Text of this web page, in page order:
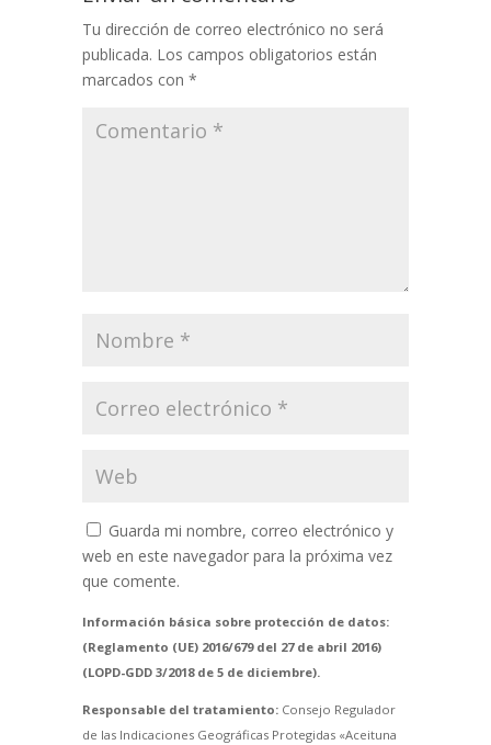
Tu dirección de correo electrónico no será
publicada. Los campos obligatorios están
marcados con *
Guarda mi nombre, correo electrónico y
web en este navegador para la próxima vez
que comente.
Información básica sobre protección de datos:
(Reglamento (UE) 2016/679 del 27 de abril 2016)
(LOPD-GDD 3/2018 de 5 de diciembre).
Responsable del tratamiento:Consejo Regulador
de las Indicaciones Geográficas Protegidas «Aceituna